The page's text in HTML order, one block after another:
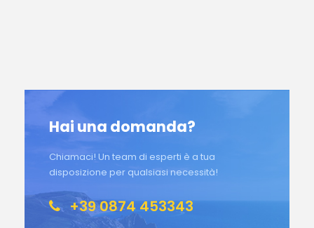
Hai una domanda?
Chiamaci! Un team di esperti è a tua
disposizione per qualsiasi necessità!
+39 0874 453343